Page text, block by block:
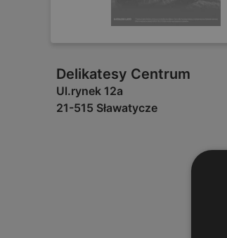
Delikatesy Centrum
Ul.rynek 12a
21-515 Sławatycze